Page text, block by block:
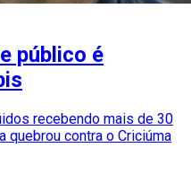
público é
recebendo mais de 30
quebrou contra o Criciúma